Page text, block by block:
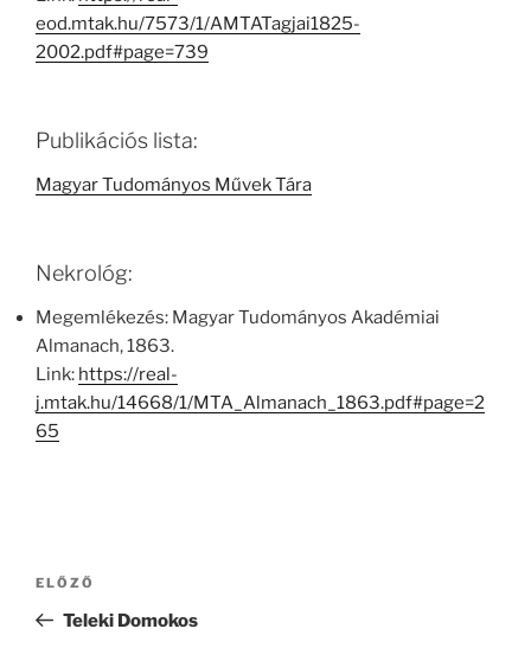
eod.mtak.hu/7573/1/AMTATagjai1825-
2002.pdf#page=739
Publikációs lista:
Magyar Tudományos Művek Tára
Nekrológ:
Megemlékezés: Magyar Tudományos Akadémiai
Almanach, 1863.
Link: https://real-
j.mtak.hu/14668/1/MTA_Almanach_1863.pdf#page=2
65
Bejegyzés
Korábbi
bejegyzés
ELŐZŐ
Teleki Domokos